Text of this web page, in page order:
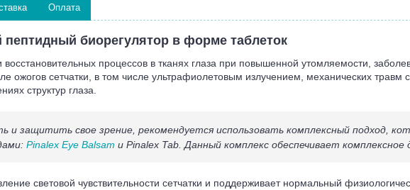
Оплата
пептидный биорегулятор в форме таблеток
процессов в тканях глаза при повышенной утомляемости,
ожогов сетчатки, в том числе ультрафиолетовым излучением, механических травм
структур глаза.
и защитить свое зрение, рекомендуется использовать комплексный подход,
Pinalex Eye Balsam и Pinalex Tab. Данный комплекс обеспечивает комплексное
световой чувствительности сетчатки и поддерживает нормальный